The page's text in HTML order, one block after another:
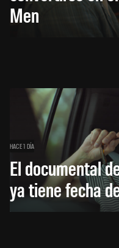
Men
HACE 1 DÍA
El documental
ya tiene fecha